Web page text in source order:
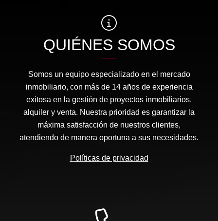
QUIÉNES SOMOS
Somos un equipo especializado en el mercado
inmobiliario, con más de 14 años de experiencia
exitosa en la gestión de proyectos inmobiliarios,
alquiler y venta. Nuestra prioridad es garantizar la
máxima satisfacción de nuestros clientes,
atendiendo de manera oportuna a sus necesidades.
Políticas de privacidad